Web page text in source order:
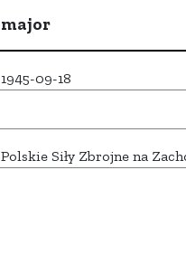
major
1945-09-18
Polskie Siły Zbrojne na